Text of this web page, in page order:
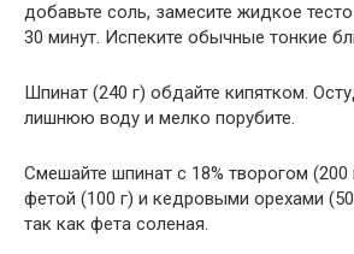
добавьте соль, замесите жидкое
30 минут. Испеките обычные тонкие
Шпинат (240 г) обдайте кипятком.
лишнюю воду и мелко порубите.
Смешайте шпинат с 18% творогом (200
фетой (100 г) и кедровыми орехами
так как фета соленая.